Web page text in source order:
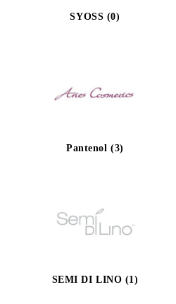
SYOSS (0)
Pantenol (3)
SEMI DI LINO (1)